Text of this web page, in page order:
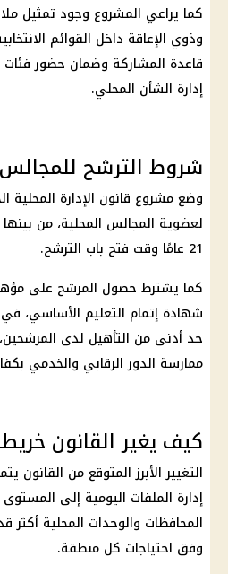
كما يراعي المشروع وجود تمثيل
وذوي الإعاقة داخل القوائم
قاعدة المشاركة وضمان حضور فئات
إدارة الشأن المحلي.
شروط الترشح للمجالس
وضع مشروع قانون الإدارة المحلية
لعضوية المجالس المحلية، من
21 عامًا وقت فتح باب الترشح.
كما يشترط حصول المرشح على
شهادة إتمام التعليم
حد أدنى من التأهيل لدى
ممارسة الدور الرقابي والخدمي
كيف يغير القانون
التغيير الأبرز المتوقع من
إدارة الملفات اليومية إلى
المحافظات والوحدات المحلية أكثر
وفق احتياجات كل منطقة.